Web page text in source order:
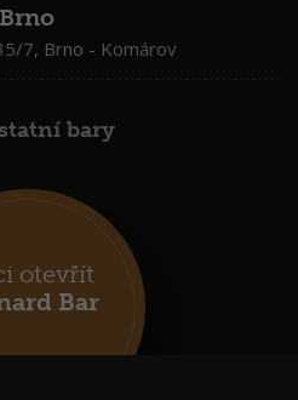
bary
Brno
7, Brno - Komárov
otevřít
Bar